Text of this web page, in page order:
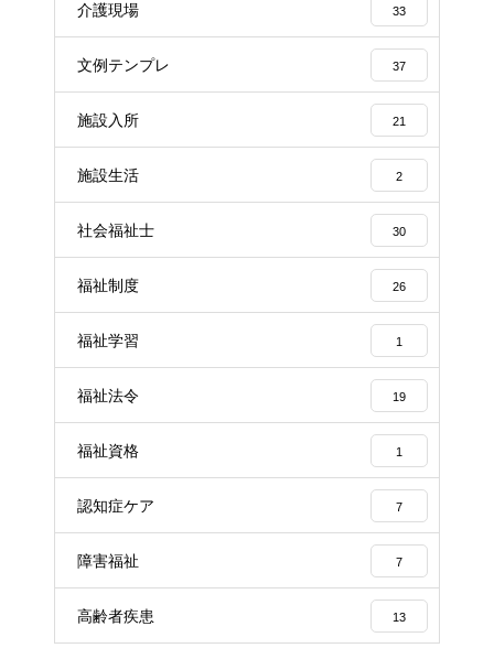
介護現場 33
文例テンプレ 37
施設入所 21
施設生活 2
社会福祉士 30
福祉制度 26
福祉学習 1
福祉法令 19
福祉資格 1
認知症ケア 7
障害福祉 7
高齢者疾患 13